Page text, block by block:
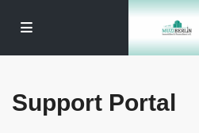
Support Portal